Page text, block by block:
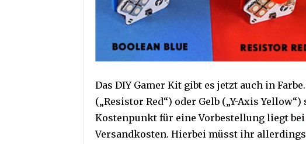
Das DIY Gamer Kit gibt es jetzt auch in
(„Resistor Red“) oder Gelb („Y-Axis
Kostenpunkt für eine Vorbestellung liegt bei
Versandkosten. Hierbei müsst ihr